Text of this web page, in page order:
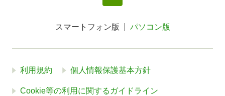
スマートフォン版 パソコン版
利用規約 個人情報保護基本方針
Cookie等の利用に関するガイドライン